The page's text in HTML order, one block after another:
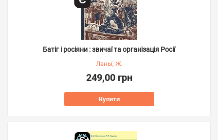
Батіг і росіяни : звичаї та організація Росії
Ланьї, Ж.
249,00 грн
Купити